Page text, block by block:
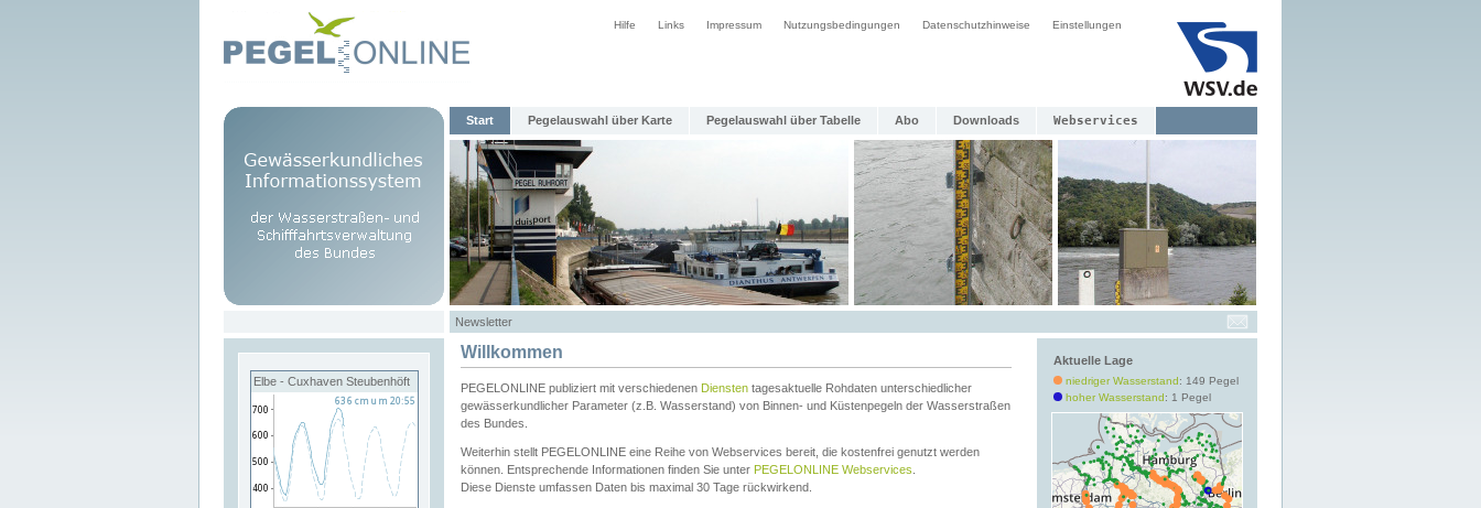
Hilfe Links Impressum Nutzungsbedingungen Datenschutzhinweise Einstellungen
Start Pegelauswahl über Karte Pegelauswahl über Tabelle Abo Downloads Webservices
Newsletter
Elbe - Cuxhaven Steubenhöft
Aktuelle Lage
niedriger Wasserstand: 149 Pegel
hoher Wasserstand: 1 Pegel
Willkommen
PEGELONLINE publiziert mit verschiedenen Diensten tagesaktuelle Rohdaten unterschiedlicher
gewässerkundlicher Parameter (z.B. Wasserstand) von Binnen- und Küstenpegeln der Wasserstraßen
des Bundes.
Weiterhin stellt PEGELONLINE eine Reihe von Webservices bereit, die kostenfrei genutzt werden
können. Entsprechende Informationen finden Sie unter PEGELONLINE Webservices
Diese Dienste umfassen Daten bis maximal 30 Tage rückwirkend.